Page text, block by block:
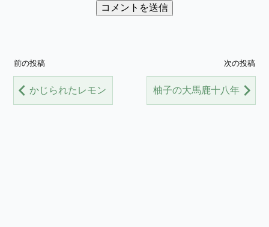
前の投稿
かじられたレモン
次の投稿
柚子の大馬鹿十八年